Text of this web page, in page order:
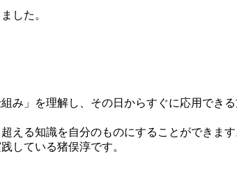
した。
」を理解し、その日からすぐに応用でき
える知識を自分のものにすることができます
している猪俣淳です。